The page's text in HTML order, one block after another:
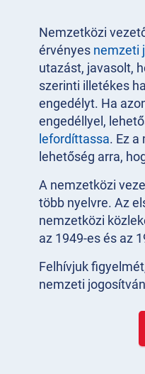
Nemzetközi
érvényes nemzeti
utazást, javasolt,
szerinti illetékes
engedélyt. Ha
engedéllyel,
lefordíttassa. Ez
lehetőség arra,
A nemzetközi
több nyelvre. Az
nemzetközi
az 1949-es és az
Felhívjuk
nemzeti